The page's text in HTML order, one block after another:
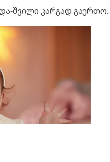
შვილი კარგად გაერთო.